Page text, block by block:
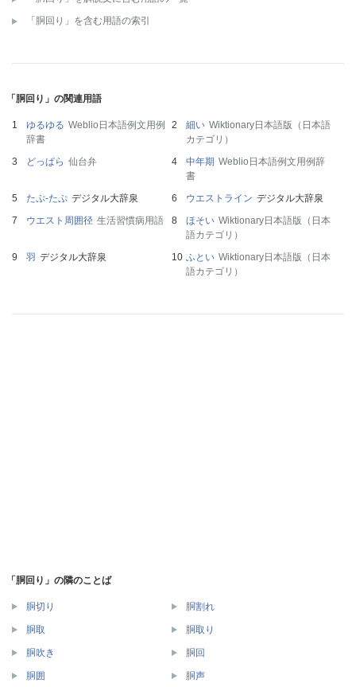
「胴回り」を含む用語の索引
「胴回り」の関連用語
ゆるゆる Weblio日本語例文用例
辞書
細い Wiktionary日本語版（日本語
カテゴリ）
どっぱら 仙台弁 中年期 Weblio日本語例文用例辞
書
たぷ‐たぷ デジタル大辞泉 ウエストライン デジタル大辞泉
ウエスト周囲径 生活習慣病用語 ほそい Wiktionary日本語版（日本
語カテゴリ）
羽 デジタル大辞泉 ふとい Wiktionary日本語版（日本
語カテゴリ）
「胴回り」の隣のことば
胴切り 胴割れ
胴取 胴取り
胴吹き 胴回
胴囲 胴声